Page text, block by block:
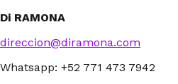
Di RAMONA
direccion@diramona.com
Whatsapp: +52 771 473 7942